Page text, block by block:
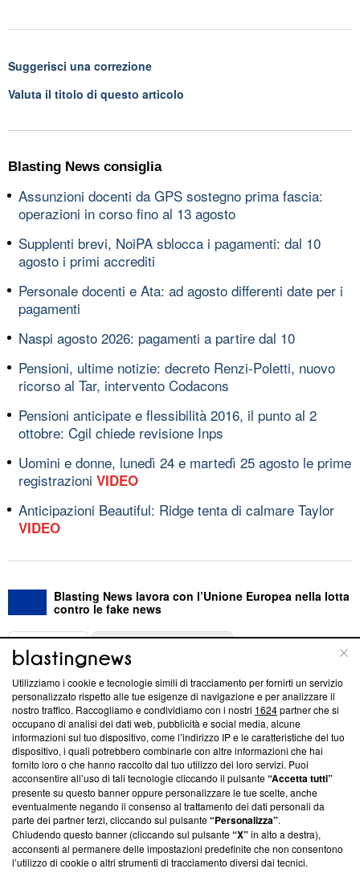
Suggerisci una correzione
Valuta il titolo di questo articolo
Blasting News consiglia
Assunzioni docenti da GPS sostegno prima fascia:
operazioni in corso fino al 13 agosto
Supplenti brevi, NoiPA sblocca i pagamenti: dal 10
agosto i primi accrediti
Personale docenti e Ata: ad agosto differenti date per i
pagamenti
Naspi agosto 2026: pagamenti a partire dal 10
Pensioni, ultime notizie: decreto Renzi-Poletti, nuovo
ricorso al Tar, intervento Codacons
Pensioni anticipate e flessibilità 2016, il punto al 2
ottobre: Cgil chiede revisione Inps
Uomini e donne, lunedì 24 e martedì 25 agosto le prime
registrazioni VIDEO
Anticipazioni Beautiful: Ridge tenta di calmare Taylor
VIDEO
Blasting News lavora con l’Unione Europea nella lotta
contro le fake news
ABOUT
Questa sezione offre informazioni trasparenti su Blasting
News, sui nostri processi editoriali e su come ci impegniamo a
creare news di qualità. Inoltre, afferma la nostra aderenza a
‘Trust Project - News with Integrity’Blasting News non è
ancora membro del programma, ma ha richiesto di farne
parte; Trust Project non ha ancora effettuato una verifica di
conformità agli standard.
Su di noi
Team editoriale
Utilizziamo i cookie e tecnologie simili di tracciamento per fornirti un servizio
personalizzato rispetto alle tue esigenze di navigazione e per analizzare il
nostro traffico. Raccogliamo e condividiamo con i nostri 1624partner che si
occupano di analisi dei dati web, pubblicità e social media, alcune
informazioni sul tuo dispositivo, come l’indirizzo IP e le caratteristiche del tuo
dispositivo, i quali potrebbero combinarle con altre informazioni che hai
fornito loro o che hanno raccolto dal tuo utilizzo dei loro servizi. Puoi
acconsentire all’uso di tali tecnologie cliccando il pulsante“Accetta tutti”
presente su questo banner oppure personalizzare le tue scelte, anche
eventualmente negando il consenso al trattamento dei dati personali da
parte dei partner terzi, cliccando sul pulsante“Personalizza”.
Chiudendo questo banner (cliccando sul pulsante“X”in alto a destra),
acconsenti al permanere delle impostazioni predefinite che non consentono
l’utilizzo di cookie o altri strumenti di tracciamento diversi dai tecnici.